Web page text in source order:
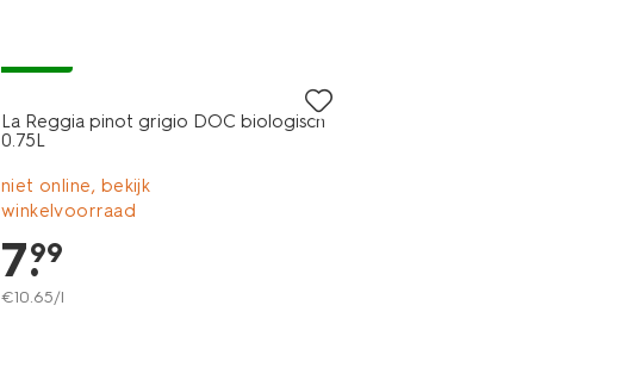
La Reggia pinot grigio DOC biologisch
0.75L
niet online, bekijk
winkelvoorraad
7.
99
€10.65/l